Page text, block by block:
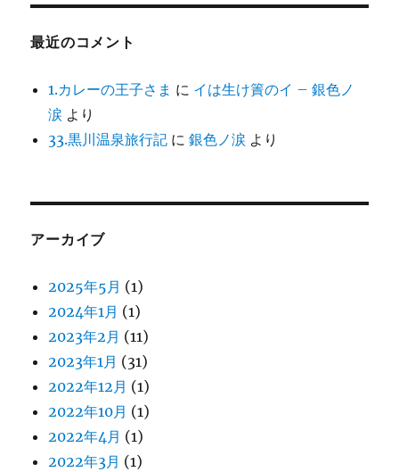
最近のコメント
1.カレーの王子さま に イは生け簀のイ – 銀色ノ
涙 より
33.黒川温泉旅行記 に銀色ノ涙 より
アーカイブ
2025年5月 (1)
2024年1月 (1)
2023年2月 (11)
2023年1月 (31)
2022年12月 (1)
2022年10月 (1)
2022年4月 (1)
2022年3月 (1)